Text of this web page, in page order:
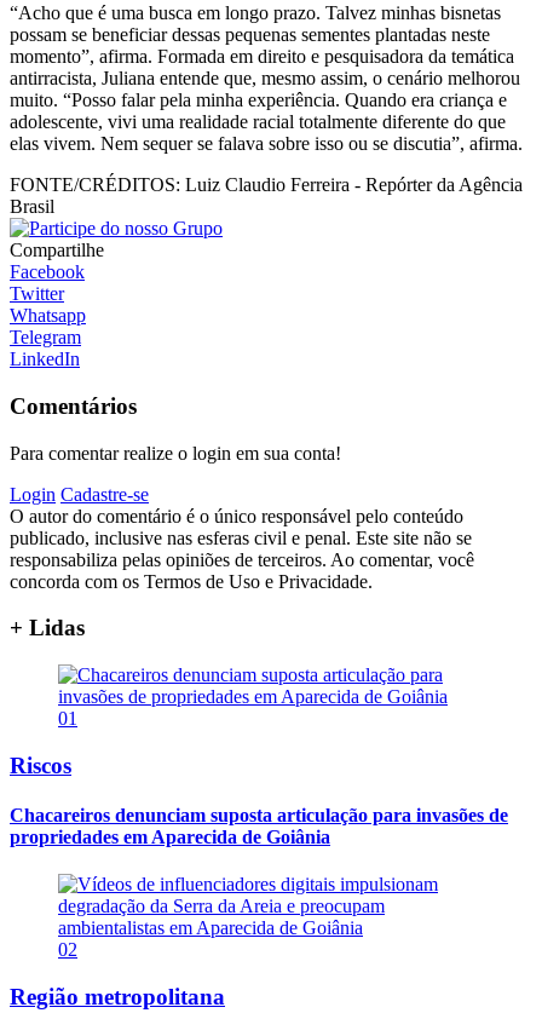
“Acho que é uma busca em longo prazo. Talvez minhas bisnetas
possam se beneficiar dessas pequenas sementes plantadas neste
momento”, afirma. Formada em direito e pesquisadora da temática
antirracista, Juliana entende que, mesmo assim, o cenário melhorou
muito. “Posso falar pela minha experiência. Quando era criança e
adolescente, vivi uma realidade racial totalmente diferente do que
elas vivem. Nem sequer se falava sobre isso ou se discutia”, afirma.
FONTE/CRÉDITOS: Luiz Claudio Ferreira - Repórter da Agência
Brasil
Compartilhe
Facebook
Twitter
Whatsapp
Telegram
LinkedIn
Comentários
Para comentar realize o login em sua conta!
Login Cadastre-se
O autor do comentário é o único responsável pelo conteúdo
publicado, inclusive nas esferas civil e penal. Este site não se
responsabiliza pelas opiniões de terceiros. Ao comentar, você
concorda com os Termos de Uso e Privacidade.
+ Lidas
01
Riscos
Chacareiros denunciam suposta articulação para invasões de
propriedades em Aparecida de Goiânia
02
Região metropolitana